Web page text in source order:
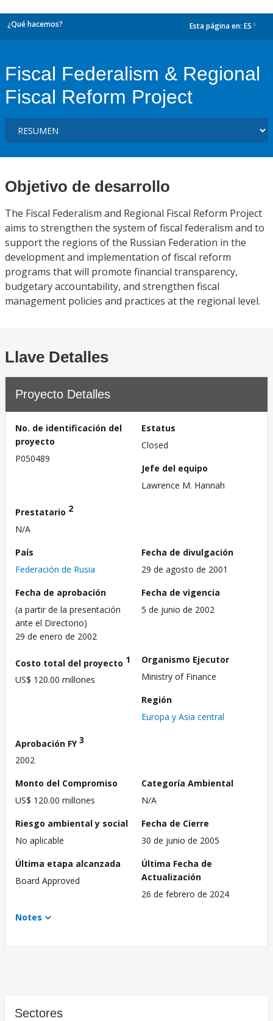
¿Qué hacemos? Esta página en: ES
Fiscal Federalism & Regional
Fiscal Reform Project
Objetivo de desarrollo
The Fiscal Federalism and Regional Fiscal Reform Project
aims to strengthen the system of fiscal federalism and to
support the regions of the Russian Federation in the
development and implementation of fiscal reform
programs that will promote financial transparency,
budgetary accountability, and strengthen fiscal
management policies and practices at the regional level.
Llave Detalles
Proyecto Detalles
No. de identificación del
proyecto
P050489
Estatus
Closed
Jefe del equipo
Lawrence M. Hannah
Prestatario 2
N/A
País
Federación de Rusia
Fecha de divulgación
29 de agosto de 2001
Fecha de aprobación
(a partir de la presentación
ante el Directorio)
29 de enero de 2002
Fecha de vigencia
5 de junio de 2002
Costo total del proyecto 1
US$ 120.00 millones
Organismo Ejecutor
Ministry of Finance
Región
Europa y Asia central
Aprobación FY3
2002
Monto del Compromiso
US$ 120.00 millones
Categoría Ambiental
N/A
Riesgo ambiental y social
No aplicable
Fecha de Cierre
30 de junio de 2005
Última etapa alcanzada
Board Approved
Última Fecha de
Actualización
26 de febrero de 2024
Notes
Sectores